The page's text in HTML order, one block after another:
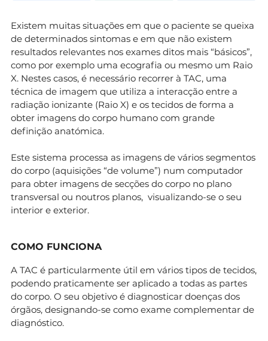
Existem muitas situações em que o paciente se queixa
de determinados sintomas e em que não existem
resultados relevantes nos exames ditos mais “básicos”,
como por exemplo uma ecografia ou mesmo um Raio
X. Nestes casos, é necessário recorrer à TAC, uma
técnica de imagem que utiliza a interacção entre a
radiação ionizante (Raio X) e os tecidos de forma a
obter imagens do corpo humano com grande
definição anatómica.
Este sistema processa as imagens de vários segmentos
do corpo (aquisições “de volume”) num computador
para obter imagens de secções do corpo no plano
transversal ou noutros planos, visualizando-se o seu
interior e exterior.
COMO FUNCIONA
A TAC é particularmente útil em vários tipos de tecidos,
podendo praticamente ser aplicado a todas as partes
do corpo. O seu objetivo é diagnosticar doenças dos
órgãos, designando-se como exame complementar de
diagnóstico.